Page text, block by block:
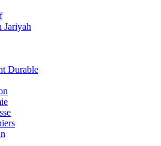
Jariyah
Durable